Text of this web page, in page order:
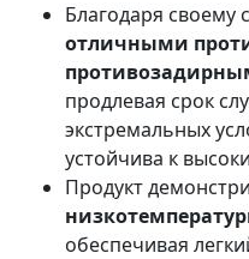
Благодаря своему
отличными
продлевая срок
экстремальных
устойчива к
Продукт
обеспечивая